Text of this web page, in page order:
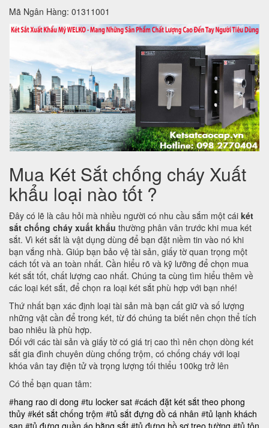
Mã Ngân Hàng: 01311001
Mua Két Sắt chống cháy Xuất
khẩu loại nào tốt ?
Đây có lẽ là câu hỏi mà nhiều người có nhu cầu sắm một cái két
sắt chống cháy xuất khẩu thường phân vân trước khi mua két
sắt. Vì két sắt là vật dụng dùng để bạn đặt niềm tin vào nó khi
bạn vắng nhà. Giúp bạn bảo vệ tài sản, giấy tờ quan trọng một
cách tốt và an toàn nhất. Cần hiểu rõ và kỹ lưỡng để chọn mua
két sắt tốt, chất lượng cao nhất. Chúng ta cùng tìm hiểu thêm về
các loại két sắt, để chọn ra loại két sắt phù hợp với bạn nhé!
Thứ nhất bạn xác định loại tài sản mà bạn cất giữ và số lượng
những vật cần để trong két, từ đó chúng ta biết nên chọn thể tích
bao nhiêu là phù hợp.
Đối với các tài sản và giấy tờ có giá trị cao thì nên chọn dòng két
sắt gia đình chuyên dùng chống trộm, có chống cháy với loại
khóa vân tay điện tử và trọng lượng tối thiểu 100kg trở lên
Có thể bạn quan tâm:
#hang rao di dong #tu locker sat #cách đặt két sắt theo phong
thủy #két sắt chống trộm #tủ sắt đựng đồ cá nhân #tủ lạnh khách
sạn #tủ đựng quần áo bằng sắt #tủ đựng hồ sơ treo tường #tủ tôn